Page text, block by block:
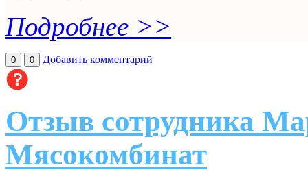
Подробнее >>
0 0 Добавить комментарий
Отзыв сотрудника
Мясокомбинат